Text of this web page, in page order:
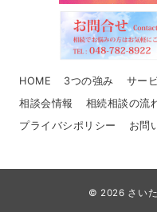
HOME 3つの強み サー
相談会情報
相続相談の流
プライバシポリシー
お問
© 2026 さい